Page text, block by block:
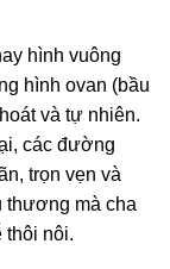
hình vuông
hình ovan (bầu
và tự nhiên.
các đường
trọn vẹn và
thương mà cha
thôi nôi.